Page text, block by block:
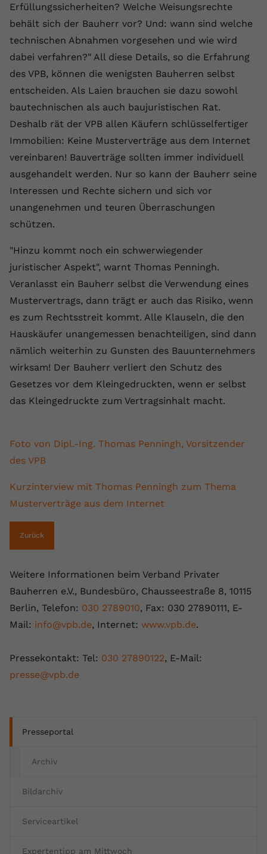
Presseportal
Archiv
Bildarchiv
Serviceartikel
Expertentipp am Mittwoch
Erfüllungssicherheiten? Welche Weisungsrechte
behält sich der Bauherr vor? Und: wann sind welche
technischen Abnahmen vorgesehen und wie wird
dabei verfahren?" All diese Details, so die Erfahrung
des VPB, können die wenigsten Bauherren selbst
entscheiden. Als Laien brauchen sie dazu sowohl
bautechnischen als auch baujuristischen Rat.
Deshalb rät der VPB allen Käufern schlüsselfertiger
Immobilien: Keine Musterverträge aus dem Internet
vereinbaren! Bauverträge sollten immer individuell
ausgehandelt werden. Nur so kann der Bauherr seine
Interessen und Rechte sichern und sich vor
unangenehmen und teuren Überraschungen
schützen.
"Hinzu kommt noch ein schwerwiegender
juristischer Aspekt", warnt Thomas Penningh.
Veranlasst ein Bauherr selbst die Verwendung eines
Mustervertrags, dann trägt er auch das Risiko, wenn
es zum Rechtsstreit kommt. Alle Klauseln, die den
Hauskäufer unangemessen benachteiligen, sind dann
nämlich weiterhin zu Gunsten des Bauunternehmers
wirksam! Der Bauherr verliert den Schutz des
Gesetzes vor dem Kleingedruckten, wenn er selbst
das Kleingedruckte zum Vertragsinhalt macht.
Foto von Dipl.-Ing. Thomas Penningh, Vorsitzender
des VPB
Kurzinterview mit Thomas Penningh zum Thema
Musterverträge aus dem Internet
Zurück
Weitere Informationen beim Verband Privater
Bauherren e.V., Bundesbüro, Chausseestraße 8, 10115
Berlin, Telefon: 030 2789010, Fax: 030 27890111, E-
Mail: info@vpb.de, Internet: www.vpb.de.
Pressekontakt: Tel: 030 27890122, E-Mail:
presse@vpb.de
Zweck
Videopräferenzen des Benutzers zu
speichern, der eingebettete YouTube-
Name yt.innertube::requests
Anbieter youtube.com
Laufzeit Session
Zweck
Dieser von YouTube gesetzte Cookie
registriert eine eindeutige ID, um
Daten darüber zu speichern, welche
Videos von YouTube der Nutzer
Anbieter Youtube.com
Laufzeit Session
Dieser von YouTube gesetzte Cookie
Daten darüber zu speichern, welche
Videos von YouTube der Nutzer
gesehen hat.
Name yt-remote-connected-devices
Laufzeit
Zweck
YouTube setzt diesen Cookie, um die
Videopräferenzen des Nutzers zu
speichern, der eingebettete YouTube-